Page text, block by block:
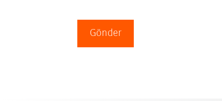
Gönder